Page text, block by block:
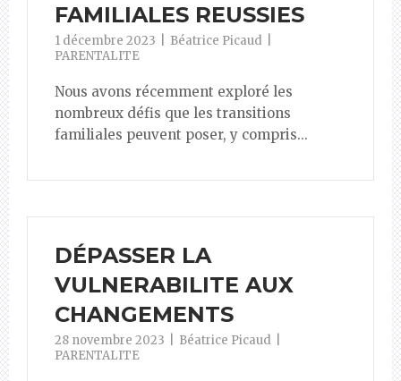
FAMILIALES REUSSIES
1 décembre 2023
Béatrice Picaud
PARENTALITE
Nous avons récemment exploré les
nombreux défis que les transitions
familiales peuvent poser, y compris...
DÉPASSER LA
VULNERABILITE AUX
CHANGEMENTS
28 novembre 2023
Béatrice Picaud
PARENTALITE